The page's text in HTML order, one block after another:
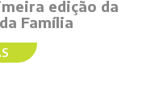
edição da
Família